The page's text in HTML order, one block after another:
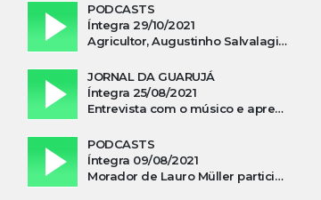
PODCASTS
Íntegra 29/10/2021
Agricultor, Augustinho Salvalagio, relata sobre aparição do Cavaleiro Negro no Rio das Furnas
JORNAL DA GUARUJÁ
Íntegra 25/08/2021
Entrevista com o músico e apresentador, Lismael Ferrareis, no Cidade e Campo
PODCASTS
Íntegra 09/08/2021
Morador de Lauro Müller participa de motociata em apoio a Bolsonaro